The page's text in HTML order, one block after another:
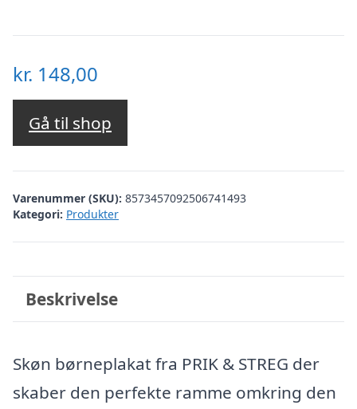
kr. 148,00
Gå til shop
Varenummer (SKU): 8573457092506741493
Kategori: Produkter
Beskrivelse
Skøn børneplakat fra PRIK & STREG der
skaber den perfekte ramme omkring den